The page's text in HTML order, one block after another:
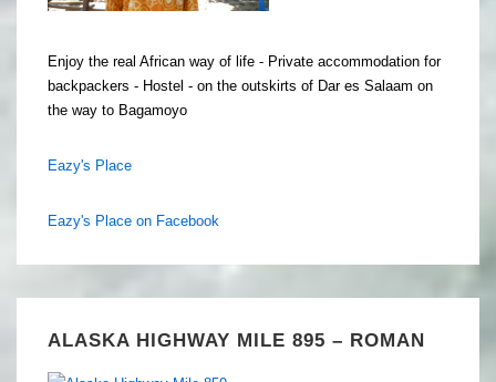
Enjoy the real African way of life - Private accommodation for
backpackers - Hostel - on the outskirts of Dar es Salaam on
the way to Bagamoyo
Eazy's Place
Eazy's Place on Facebook
ALASKA HIGHWAY MILE 895 – ROMAN